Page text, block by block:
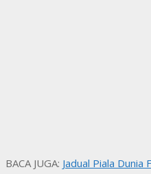
BACA JUGA: Jadual Piala Dunia